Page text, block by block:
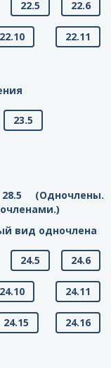
22.5 22.6
22.10 22.11
23.5
(Одночлены.
вид одночлена
24.5 24.6
24.10 24.11
24.15 24.16